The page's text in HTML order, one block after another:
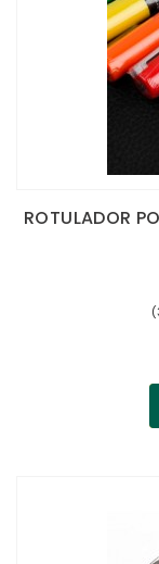
ROTULADOR